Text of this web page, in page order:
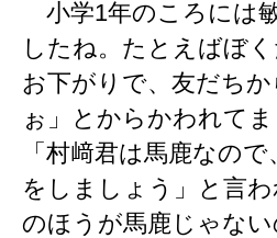
小学1年のころには
したね。たとえばぼ
お下がりで、友だち
ぉ」とからかわれて
「村﨑君は馬鹿なの
をしましょう」と言
のほうが馬鹿じゃな